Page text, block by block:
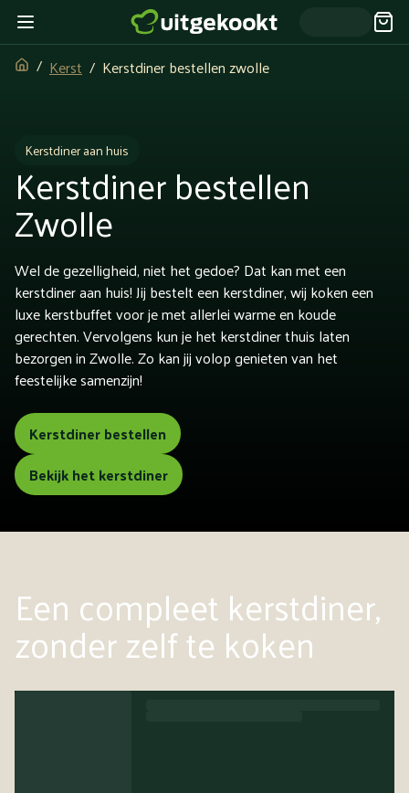
Kerst Kerstdiner bestellen zwolle
Kerstdiner aan huis
Kerstdiner bestellen
Zwolle
Wel de gezelligheid, niet het gedoe? Dat kan met een
kerstdiner aan huis! Jij bestelt een kerstdiner, wij koken een
luxe kerstbuffet voor je met allerlei warme en koude
gerechten. Vervolgens kun je het kerstdiner thuis laten
bezorgen in Zwolle. Zo kan jij volop genieten van het
feestelijke samenzijn!
Kerstdiner bestellen
Bekijk het kerstdiner
Een compleet kerstdiner,
zonder zelf te koken